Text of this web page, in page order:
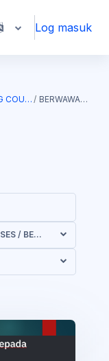
Log masuk
OPEN ACCESS SELF LEARNING COURSES BERWAWASAN
/ BERWAWASAN